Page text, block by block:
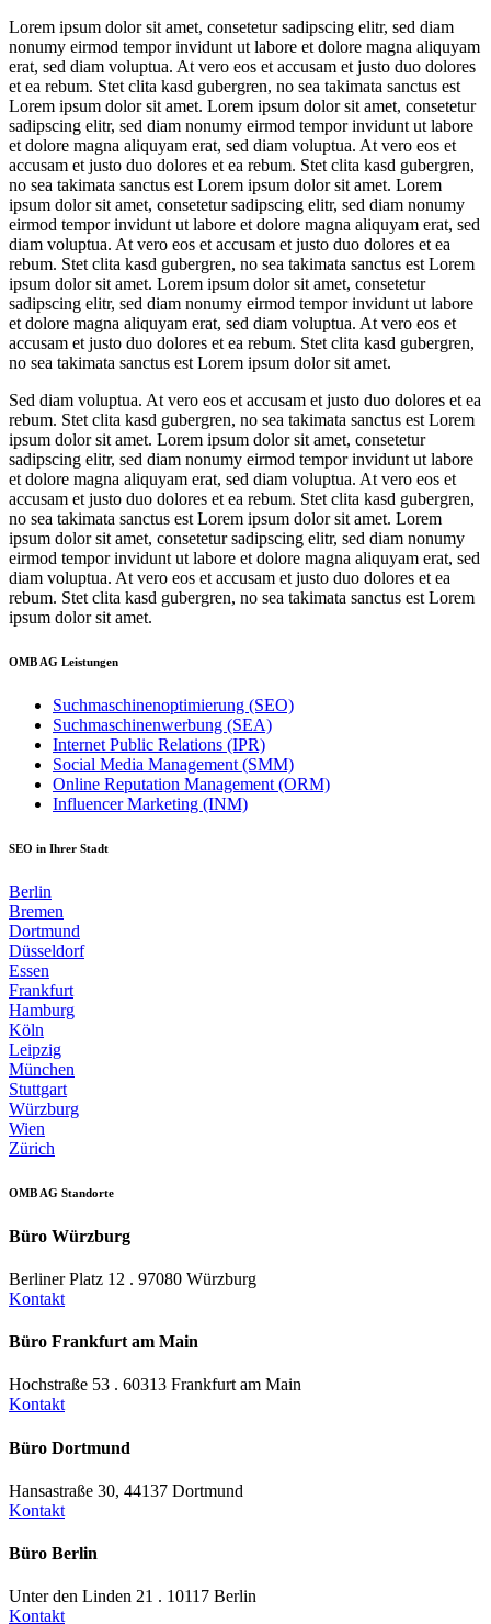
Lorem ipsum dolor sit amet, consetetur sadipscing elitr, sed diam
nonumy eirmod tempor invidunt ut labore et dolore magna aliquyam
erat, sed diam voluptua. At vero eos et accusam et justo duo dolores
et ea rebum. Stet clita kasd gubergren, no sea takimata sanctus est
Lorem ipsum dolor sit amet. Lorem ipsum dolor sit amet, consetetur
sadipscing elitr, sed diam nonumy eirmod tempor invidunt ut labore
et dolore magna aliquyam erat, sed diam voluptua. At vero eos et
accusam et justo duo dolores et ea rebum. Stet clita kasd gubergren,
no sea takimata sanctus est Lorem ipsum dolor sit amet. Lorem
ipsum dolor sit amet, consetetur sadipscing elitr, sed diam nonumy
eirmod tempor invidunt ut labore et dolore magna aliquyam erat, sed
diam voluptua. At vero eos et accusam et justo duo dolores et ea
rebum. Stet clita kasd gubergren, no sea takimata sanctus est Lorem
ipsum dolor sit amet. Lorem ipsum dolor sit amet, consetetur
sadipscing elitr, sed diam nonumy eirmod tempor invidunt ut labore
et dolore magna aliquyam erat, sed diam voluptua. At vero eos et
accusam et justo duo dolores et ea rebum. Stet clita kasd gubergren,
no sea takimata sanctus est Lorem ipsum dolor sit amet.
Sed diam voluptua. At vero eos et accusam et justo duo dolores et ea
rebum. Stet clita kasd gubergren, no sea takimata sanctus est Lorem
ipsum dolor sit amet. Lorem ipsum dolor sit amet, consetetur
sadipscing elitr, sed diam nonumy eirmod tempor invidunt ut labore
et dolore magna aliquyam erat, sed diam voluptua. At vero eos et
accusam et justo duo dolores et ea rebum. Stet clita kasd gubergren,
no sea takimata sanctus est Lorem ipsum dolor sit amet. Lorem
ipsum dolor sit amet, consetetur sadipscing elitr, sed diam nonumy
eirmod tempor invidunt ut labore et dolore magna aliquyam erat, sed
diam voluptua. At vero eos et accusam et justo duo dolores et ea
rebum. Stet clita kasd gubergren, no sea takimata sanctus est Lorem
ipsum dolor sit amet.
OMB AG Leistungen
Suchmaschinenoptimierung (SEO)
Suchmaschinenwerbung (SEA)
Internet Public Relations (IPR)
Social Media Management (SMM)
Online Reputation Management (ORM)
Influencer Marketing (INM)
SEO in Ihrer Stadt
Berlin
Bremen
Dortmund
Düsseldorf
Essen
Frankfurt
Hamburg
Köln
Leipzig
München
Stuttgart
Würzburg
Wien
Zürich
OMB AG Standorte
Büro Würzburg
Berliner Platz 12 . 97080 Würzburg
Kontakt
Büro Frankfurt am Main
Hochstraße 53 . 60313 Frankfurt am Main
Kontakt
Büro Dortmund
Hansastraße 30, 44137 Dortmund
Kontakt
Büro Berlin
Unter den Linden 21 . 10117 Berlin
Kontakt